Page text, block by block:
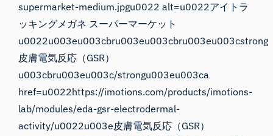
supermarket-medium.jpgu0022 alt=u0022アイトラ
ッキングメガネ スーパーマーケット
皮膚電気反応（GSR）
u003cbru003eu003c/strongu003eu003ca
href=u0022https://imotions.com/products/imotions-
lab/modules/eda-gsr-electrodermal-
activity/u0022u003e皮膚電気反応（GSR）